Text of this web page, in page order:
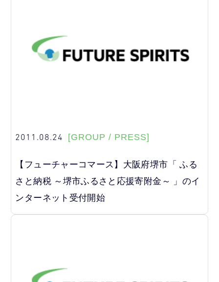
2011.08.24 [GROUP / PRESS]
【フューチャーコマース】大阪府堺市「 ふる
さと納税 ～堺市ふるさと応援寄附金～ 」のイ
ンターネット受付開始